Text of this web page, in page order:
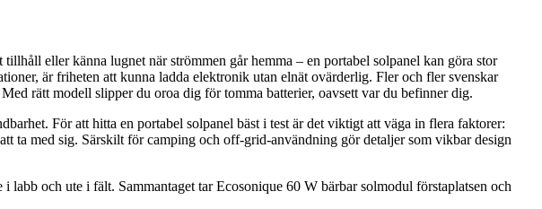
eller känna lugnet när strömmen går hemma – en portabel solpanel kan göra stor
är friheten att kunna ladda elektronik utan elnät ovärderlig. Fler och fler svenskar
rätt modell slipper du oroa dig för tomma batterier, oavsett var du befinner dig.
För att hitta en portabel solpanel bäst i test är det viktigt att väga in flera faktorer:
ta med sig. Särskilt för camping och off-grid-användning gör detaljer som vikbar design
och ute i fält. Sammantaget tar Ecosonique 60 W bärbar solmodul förstaplatsen och